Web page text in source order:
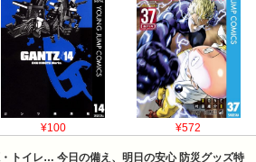
¥100 ¥572
トイレ… 今日の備え、明日の安心 防災グッズ特